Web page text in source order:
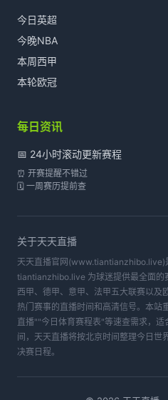
今日英超
今晚NBA
本周西甲
本轮欧冠
每日资讯
📅 24小时滚动更新赛程
⏰ 开赛提醒不错过
🗓️ 一周赛历提前查
关于天天直播
天天直播官网(www.tiantianzhibo.live)
tiantianzhibo.live 为球迷提供最全面的
西甲、德甲、意甲、法甲五大联赛以
热门赛事的直播时间和高清信号。本
直播""今日体育赛程表"等速查需求，
间，天天直播将按北京时间整理今日世
决赛日程。